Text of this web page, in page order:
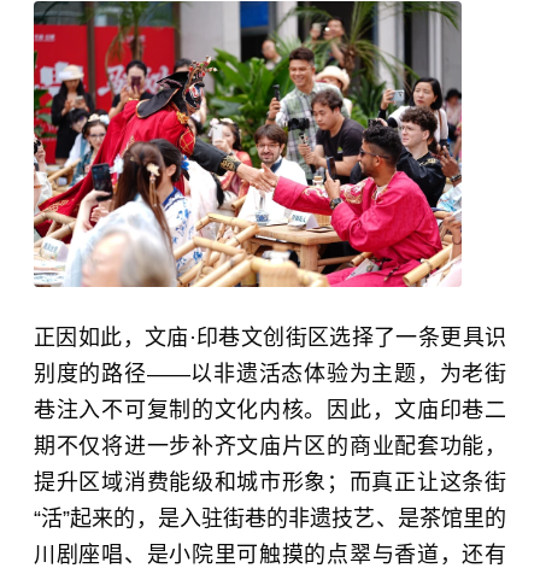
正因如此，文庙·印巷文创街区选择了一条更具识
别度的路径——以非遗活态体验为主题，为老街
巷注入不可复制的文化内核。因此，文庙印巷二
期不仅将进一步补齐文庙片区的商业配套功能，
提升区域消费能级和城市形象；而真正让这条街
“活”起来的，是入驻街巷的非遗技艺、是茶馆里的
川剧座唱、是小院里可触摸的点翠与香道，还有